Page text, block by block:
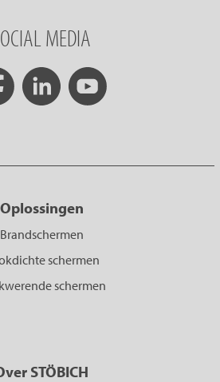
MEDIA
Oplossingen
Brandschermen
schermen
schermen
STÖBICH